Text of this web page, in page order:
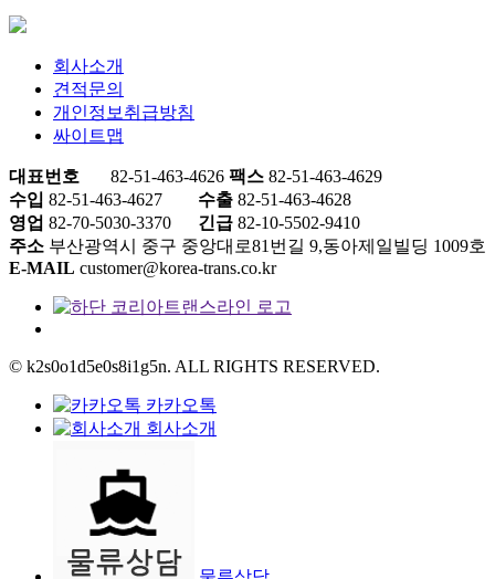
회사소개
견적문의
개인정보취급방침
싸이트맵
대표번호 82-51-463-4626 팩스 82-51-463-4629
수입 82-51-463-4627 수출 82-51-463-4628
영업 82-70-5030-3370 긴급 82-10-5502-9410
주소 부산광역시 중구 중앙대로81번길 9,동아제일빌딩 1009호
E-MAIL customer@korea-trans.co.kr
© k2s0o1d5e0s8i1g5n. ALL RIGHTS RESERVED.
카카오톡
회사소개